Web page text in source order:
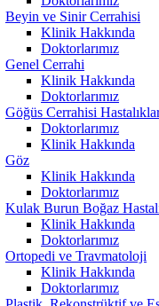
Beyin ve Sinir Cerrahisi
Klinik Hakkında
Doktorlarımız
Genel Cerrahi
Klinik Hakkında
Doktorlarımız
Göğüs Cerrahisi
Doktorlarımız
Klinik Hakkında
Göz
Klinik Hakkında
Doktorlarımız
Kulak Burun Boğaz
Klinik Hakkında
Doktorlarımız
Ortopedi ve Travmatoloji
Klinik Hakkında
Doktorlarımız